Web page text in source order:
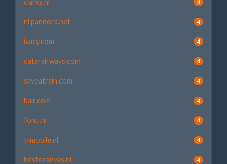
clarks.nl 4
nl.pandora.net 4
ivacy.com 4
qatarairways.com 4
saveatrain.com 4
balr.com 4
fonu.nl 4
t-mobile.nl 4
bestecanvas.nl 4